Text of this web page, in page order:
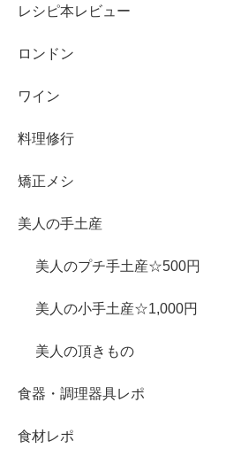
レシピ本レビュー
ロンドン
ワイン
料理修行
矯正メシ
美人の手土産
美人のプチ手土産☆500円
美人の小手土産☆1,000円
美人の頂きもの
食器・調理器具レポ
食材レポ